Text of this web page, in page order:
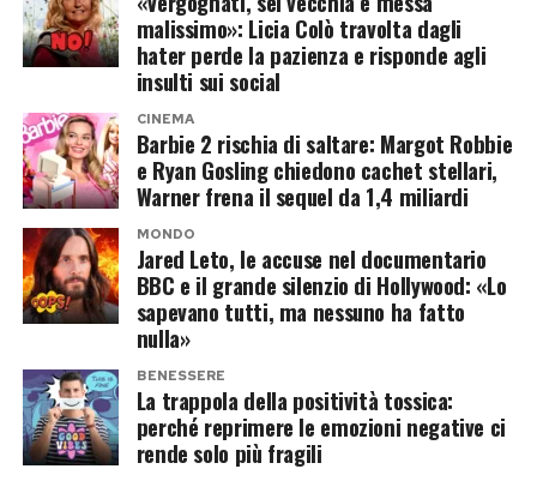
persino il diritto di mostrarsi sensuali.
Madonna e Kylie conoscono bene questo
tribunale permanente. La prima viene accusata
di non accettare l’età ogni volta che osa vestirsi
come preferisce; la seconda viene giudicata per
il ricorso alla medicina estetica o per una fisicità
meno esplosiva rispetto alla collega. In
entrambi i casi, la musica rischia di diventare
quasi un dettaglio davanti all’ossessione
collettiva per il loro aspetto.
Eppure proprio la loro permanenza dimostra
quanto sia superficiale quella lettura. Molte
a ping pong e lunghe ore di relax lontano dagli
impegni professionali.
Pur senza condividere molti dettagli sulla
posizione esatta, i fan sono riusciti rapidamente
a ricostruire l’itinerario della coppia,
riconoscendo alcuni scorci tipici di Panarea e
delle Eolie.
Panarea resta la regina dell’estate
vip
Ogni estate Panarea si conferma una delle
mete italiane più amate dalle celebrità
malissimo»: Licia Colò travolta dagli
hater perde la pazienza e risponde agli
insulti sui social
CINEMA
Barbie 2 rischia di saltare: Margot Robbie
e Ryan Gosling chiedono cachet stellari,
Warner frena il sequel da 1,4 miliardi
MONDO
Jared Leto, le accuse nel documentario
BBC e il grande silenzio di Hollywood: «Lo
sapevano tutti, ma nessuno ha fatto
nulla»
BENESSERE
La trappola della positività tossica:
perché reprimere le emozioni negative ci
rende solo più fragili